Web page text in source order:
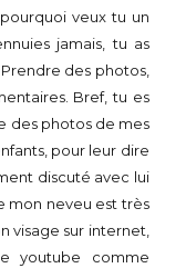
veux tu un
jamais, tu as
des photos,
Bref, tu es
des photos de mes
pour leur dire
discuté avec lui
mon neveu est très
visage sur internet,
youtube comme